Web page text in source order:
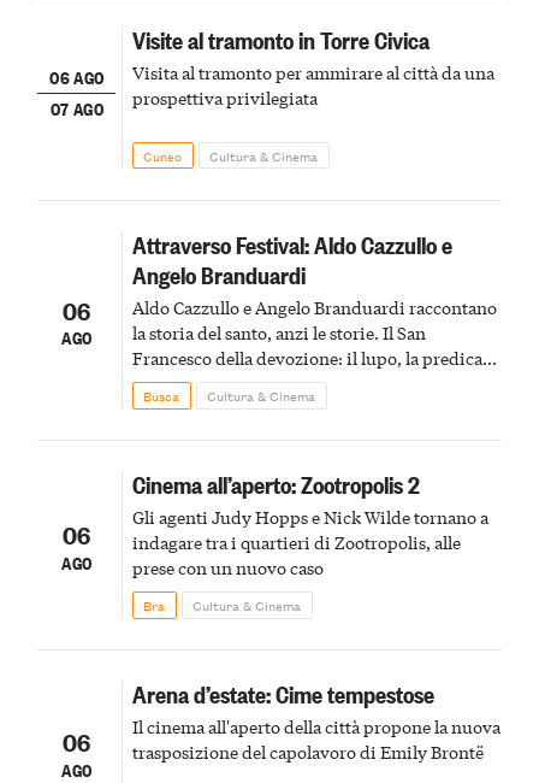
06 AGO
07 AGO
Visite al tramonto in Torre Civica
Visita al tramonto per ammirare al città da una
prospettiva privilegiata
Cuneo Cultura & Cinema
06
AGO
Attraverso Festival: Aldo Cazzullo e
Angelo Branduardi
Aldo Cazzullo e Angelo Branduardi raccontano
la storia del santo, anzi le storie. Il San
Francesco della devozione: il lupo, la predica
agli uccelli, le stimmate
Busca Cultura & Cinema
06
AGO
Cinema all’aperto: Zootropolis 2
Gli agenti Judy Hopps e Nick Wilde tornano a
indagare tra i quartieri di Zootropolis, alle
prese con un nuovo caso
Bra Cultura & Cinema
06
AGO
Arena d’estate: Cime tempestose
Il cinema all'aperto della città propone la nuova
trasposizione del capolavoro di Emily Brontë